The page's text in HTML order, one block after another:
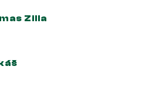
Zilla